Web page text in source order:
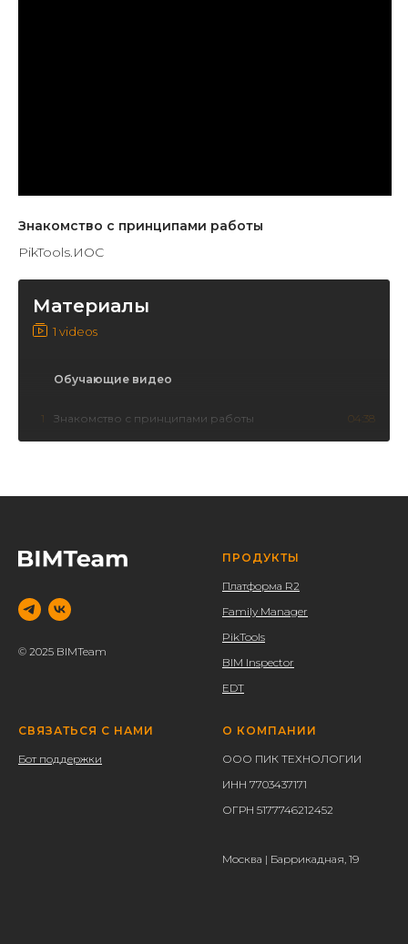
Материалы
1 videos
Обучающие видео
1 Знакомство с принципами работы 04:38
Знакомство с принципами работы
PikTools.ИОС
© 2025 BIMTeam
ПРОДУКТЫ
Платформа R2
Family Manager
PikTools
BIM Inspector
EDT
СВЯЗАТЬСЯ С НАМИ
Бот поддержки
О КОМПАНИИ
ООО ПИК ТЕХНОЛОГИИ
ИНН 7703437171
ОГРН 5177746212452
Москва | Баррикадная, 19